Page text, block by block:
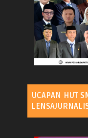
UCAPAN HUT